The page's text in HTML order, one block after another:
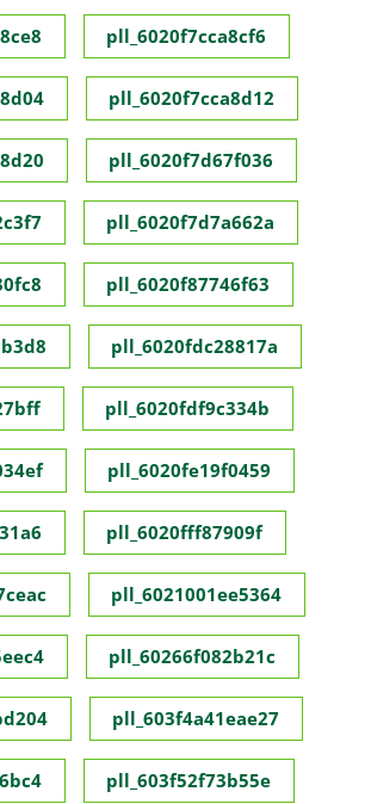
pll_6020f7cca8cf6
pll_6020f7cca8d12
pll_6020f7d67f036
pll_6020f7d7a662a
pll_6020f87746f63
pll_6020fdc28817a
pll_6020fdf9c334b
pll_6020fe19f0459
pll_6020fff87909f
pll_6021001ee5364
pll_60266f082b21c
pll_603f4a41eae27
pll_603f52f73b55e